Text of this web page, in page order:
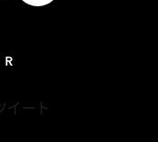
イート